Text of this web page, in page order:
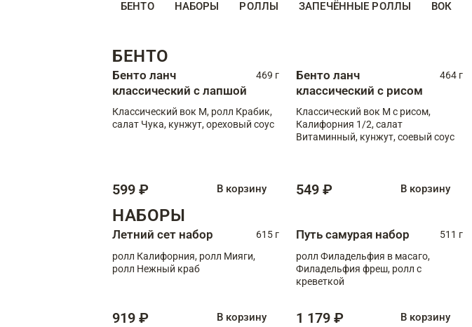
БЕНТО НАБОРЫ РОЛЛЫ ЗАПЕЧЁННЫЕ РОЛЛЫ ВОК
БЕНТО
Бенто ланч
классический с лапшой
469 г
Классический вок М, ролл Крабик,
салат Чука, кунжут, ореховый соус
599 ₽ В корзину
Бенто ланч
классический с рисом
464 г
Классический вок М с рисом,
Калифорния 1/2, салат
Витаминный, кунжут, соевый соус
549 ₽ В корзину
НАБОРЫ
Летний сет набор
615 г
ролл Калифорния, ролл Мияги,
ролл Нежный краб
919 ₽ В корзину
Путь самурая набор
511 г
ролл Филадельфия в масаго,
Филадельфия фреш, ролл с
креветкой
1 179 ₽ В корзину